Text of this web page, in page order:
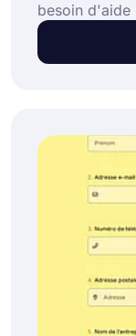
besoin d'aide
pouvez
leurs
mettant votre